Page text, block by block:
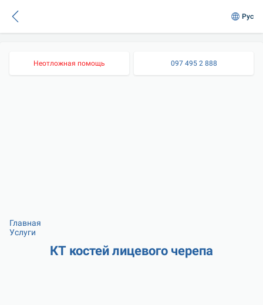
Рус
Неотложная помощь 097 495 2 888
Главная
Услуги
КТ костей лицевого черепа